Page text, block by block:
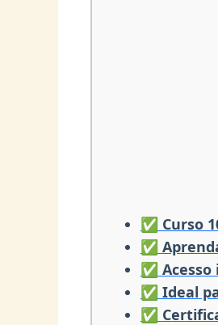
✅ Curso
✅
✅
✅ Ideal
✅